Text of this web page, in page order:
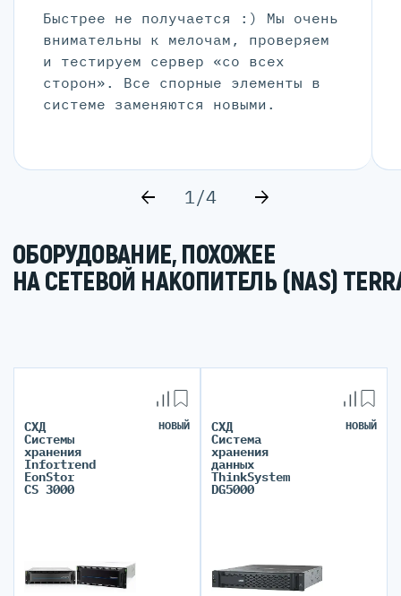
Быстрее не получается :) Мы очень
внимательны к мелочам, проверяем
и тестируем сервер «со всех
сторон». Все спорные элементы в
системе заменяются новыми.
1/4
ОБОРУДОВАНИЕ, ПОХОЖЕЕ
НА СЕТЕВОЙ НАКОПИТЕЛЬ (NAS)
СХД
Системы
хранения
Infortrend
EonStor
CS 3000
НОВЫЙ СХД
Система
хранения
данных
ThinkSystem
DG5000
НОВЫЙ